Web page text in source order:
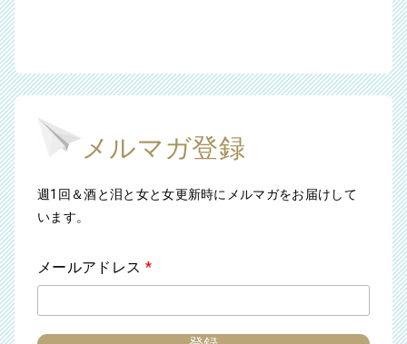
メルマガ登録
週1回＆酒と泪と女と女更新時にメルマガをお届けして
います。
メールアドレス *